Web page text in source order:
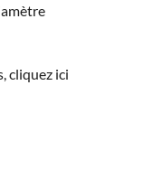
cliquez ici